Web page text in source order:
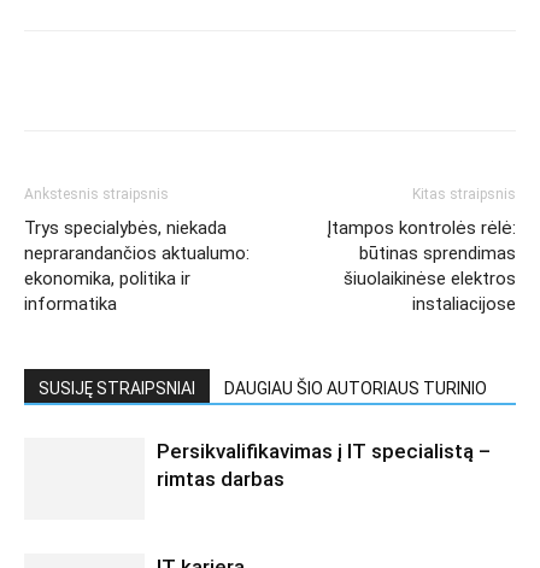
Ankstesnis straipsnis
Trys specialybės, niekada
neprarandančios aktualumo:
ekonomika, politika ir
informatika
Kitas straipsnis
Įtampos kontrolės rėlė:
būtinas sprendimas
šiuolaikinėse elektros
instaliacijose
SUSIJĘ STRAIPSNIAI DAUGIAU ŠIO AUTORIAUS TURINIO
Persikvalifikavimas į IT specialistą –
rimtas darbas